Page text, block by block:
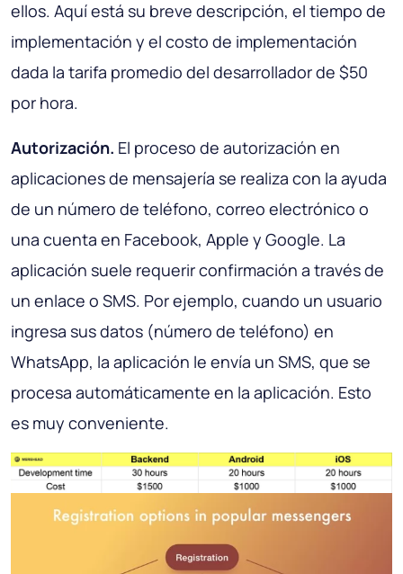
ellos. Aquí está su breve descripción, el tiempo de
implementación y el costo de implementación
dada la tarifa promedio del desarrollador de $50
por hora.
Autorización. El proceso de autorización en
aplicaciones de mensajería se realiza con la ayuda
de un número de teléfono, correo electrónico o
una cuenta en Facebook, Apple y Google. La
aplicación suele requerir confirmación a través de
un enlace o SMS. Por ejemplo, cuando un usuario
ingresa sus datos (número de teléfono) en
WhatsApp, la aplicación le envía un SMS, que se
procesa automáticamente en la aplicación. Esto
es muy conveniente.